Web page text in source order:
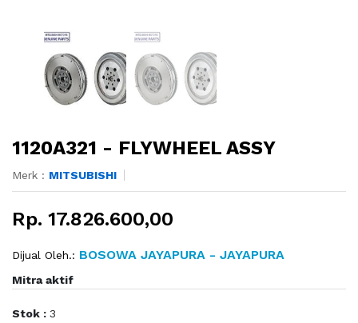
1120A321 - FLYWHEEL ASSY
Merk : MITSUBISHI
Rp. 17.826.600,00
Dijual Oleh.: BOSOWA JAYAPURA - JAYAPURA
Mitra aktif
Stok : 3